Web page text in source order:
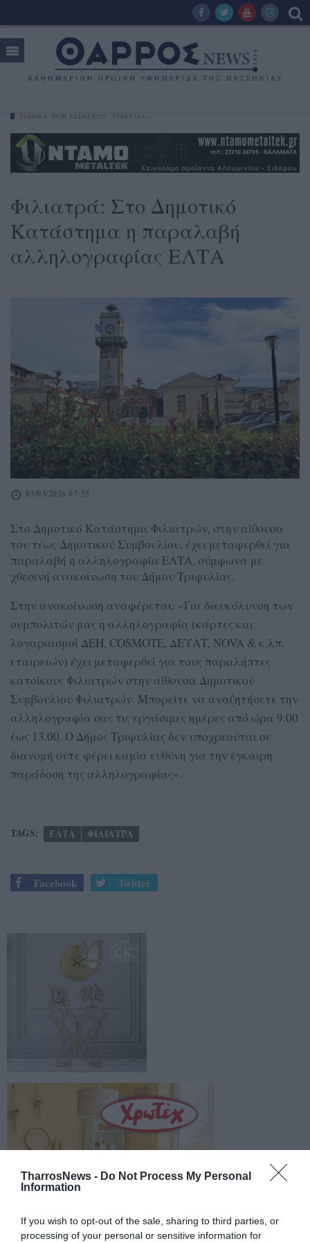
TharrosNews - Do Not Process My Personal
Information
If you wish to opt-out of the sale, sharing to third parties, or
processing of your personal or sensitive information for
Φιλιατρά: Στο Δημοτικό
Κατάστημα η παραλαβή
αλληλογραφίας ΕΛΤΑ
03/03/2026 07:55
Στο Δημοτικό Κατάστημα Φιλιατρών, στην αίθουσα
του τέως Δημοτικού Συμβουλίου, έχει μεταφερθεί για
παραλαβή η αλληλογραφία ΕΛΤΑ, σύμφωνα με
χθεσινή ανακοίνωση του Δήμου Τριφυλίας.
Στην ανακοίνωση αναφέρεται: «Για διευκόλυνση των
συμπολιτών μας η αλληλογραφία (κάρτες και
λογαριασμοί ΔΕΗ, COSMOTE, ΔΕΥΑΤ, NOVA & κ.λπ.
εταιρειών) έχει μεταφερθεί για τους παραλήπτες
κατοίκους Φιλιατρών στην αίθουσα Δημοτικού
Συμβουλίου Φιλιατρών. Μπορείτε να αναζητήσετε την
αλληλογραφία σας τις εργάσιμες ημέρες από ώρα 9.00
έως 13.00. Ο Δήμος Τριφυλίας δεν υποχρεούται σε
διανομή ούτε φέρει καμία ευθύνη για την έγκαιρη
παράδοση της αλληλογραφίας».
TAGS: ΕΛΤΑ ΦΙΛΙΑΤΡΑ
Facebook Twitter